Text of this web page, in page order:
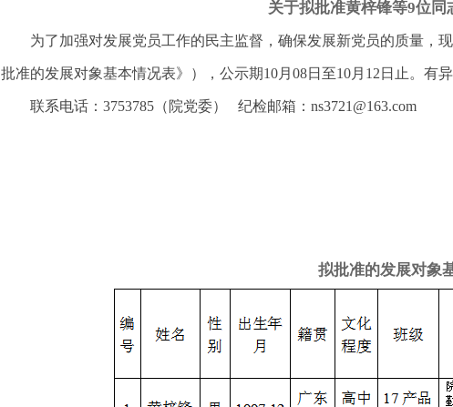
关于拟批准黄梓锋等9位同
为了加强对发展党员工作的民主监督，确保发展新党员的质量，
批准的发展对象基本情况表》），公示期10月08日至10月12日止。有
联系电话：3753785（院党委） 纪检邮箱： ns3721@163.com
拟批准的发展对象